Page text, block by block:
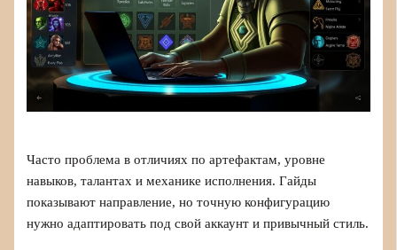
Часто проблема в отличиях по артефактам, уровне
навыков, талантах и механике исполнения. Гайды
показывают направление, но точную конфигурацию
нужно адаптировать под свой аккаунт и привычный стиль.